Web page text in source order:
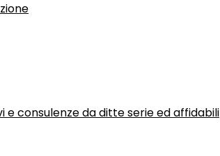
consulenze da ditte serie ed affidabili